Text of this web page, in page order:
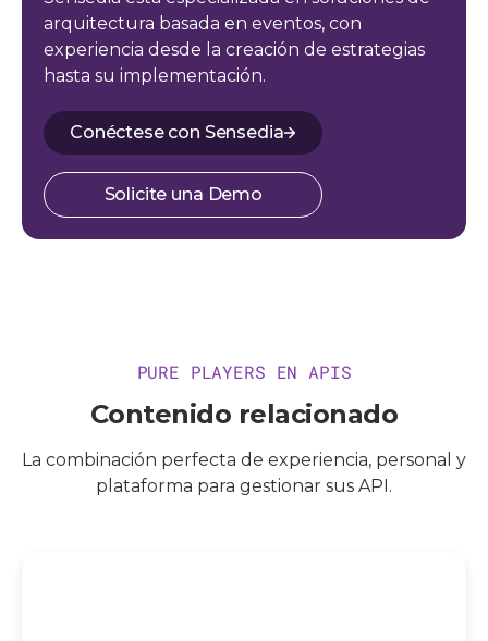
arquitectura basada en eventos, con
experiencia desde la creación de estrategias
hasta su implementación.
Conéctese con Sensedia
Solicite una Demo
PURE PLAYERS EN APIS
Contenido relacionado
La combinación perfecta de experiencia, personal y
plataforma para gestionar sus API.